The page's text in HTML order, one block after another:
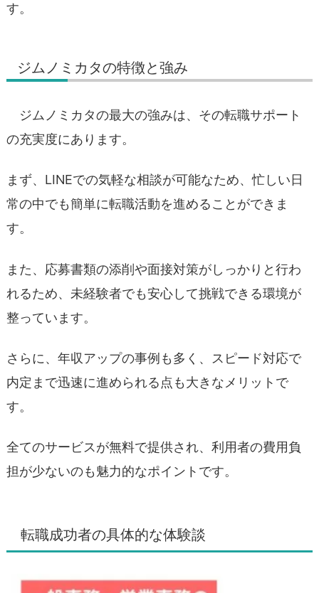
す。
ジムノミカタの特徴と強み
ジムノミカタの最大の強みは、その転職サポート
の充実度にあります。
まず、LINEでの気軽な相談が可能なため、忙しい日
常の中でも簡単に転職活動を進めることができま
す。
また、応募書類の添削や面接対策がしっかりと行わ
れるため、未経験者でも安心して挑戦できる環境が
整っています。
さらに、年収アップの事例も多く、スピード対応で
内定まで迅速に進められる点も大きなメリットで
す。
全てのサービスが無料で提供され、利用者の費用負
担が少ないのも魅力的なポイントです。
転職成功者の具体的な体験談